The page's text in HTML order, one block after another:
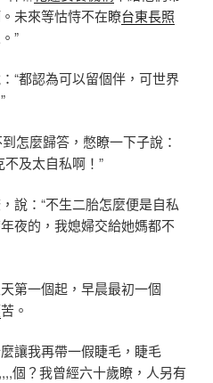
未來等怙恃不在瞭台東長照
”
都認為可以留個伴，可世界
麼歸答，憋瞭一下子說：
及太自私啊！”
：“不生二胎怎麼便是自私
夜的，我媳婦交給她媽都不
一個起，早晨最初一個
苦。
我再帶一假睫毛，睫毛
個？我曾經六十歲瞭，人另有